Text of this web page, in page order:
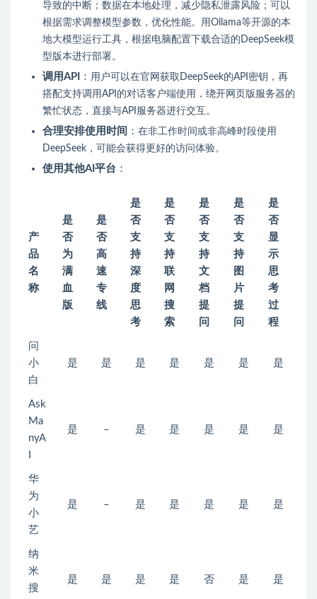
导致的中断；数据在本地处理，减少隐私泄露风险；可以
根据需求调整模型参数，优化性能。 用Ollama等开源的本
地大模型运行工具，根据电脑配置下载合适的DeepSeek模
型版本进行部署。
调用API ： 用户可以在官网获取DeepSeek的API密钥，再
搭配支持调用API的对话客户端使用，绕开网页版服务器的
繁忙状态，直接与API服务器进行交互。
合理安排使用时间 ： 在非工作时间或非高峰时段使用
DeepSeek，可能会获得更好的访问体验。
使用其他AI平台 ：
产
品
名
称
是
否
为
满
血
版
是
否
高
速
专
线
是
否
支
持
深
度
思
考
是
否
支
持
联
网
搜
索
是
否
支
持
文
档
提
问
是
否
支
持
图
片
提
问
是
否
显
示
思
考
过
程
问
小
白
是 是 是 是 是 是 是
Ask
Ma
nyA
是 – 是 是 是 是 是
华
为
小
艺
是 – 是 是 是 是 是
纳
米
搜
是 是 是 是 否 是 是